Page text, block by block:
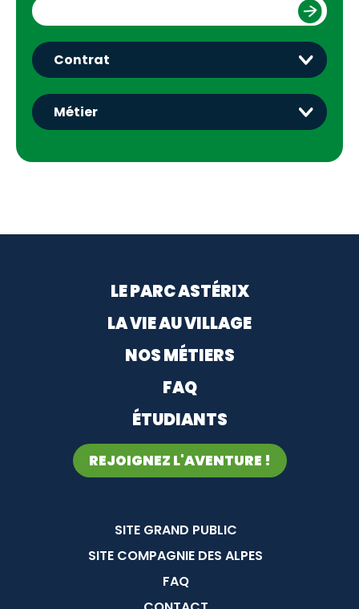
Menu footerLE PARC ASTÉRIX
LA VIE AU VILLAGE
NOS MÉTIERS
FAQ
ÉTUDIANTS
REJOIGNEZ L'AVENTURE !
Menu Pied de page
SITE GRAND PUBLIC
SITE COMPAGNIE DES ALPES
FAQ